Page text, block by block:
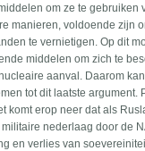
om ze te gebruiken
manieren, voldoende zijn
te vernietigen. Op dit
middelen om zich te
aanval. Daarom
tot dit laatste argument.
komt erop neer dat als
nederlaag door de
en verlies van